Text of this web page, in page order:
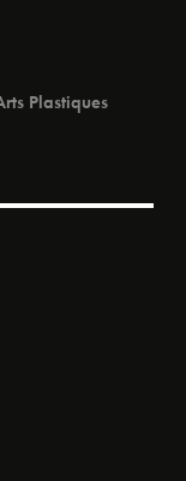
Plastiques